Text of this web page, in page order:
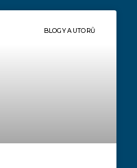
BLOGY AUTORŮ